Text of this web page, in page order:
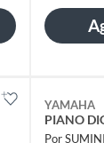
YAMAHA
PIANO
Por